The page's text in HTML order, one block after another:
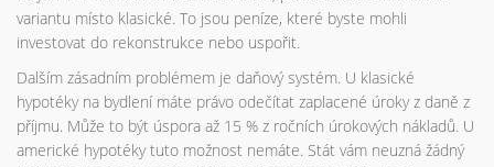
variantu místo klasické. To jsou peníze, které byste mohli
investovat do rekonstrukce nebo uspořit.
Dalším zásadním problémem je daňový systém. U klasické
hypotéky na bydlení máte právo odečítat zaplacené úroky z daně z
příjmu. Může to být úspora až 15 % z ročních úrokových nákladů. U
americké hypotéky tuto možnost nemáte. Stát vám neuzná žádný